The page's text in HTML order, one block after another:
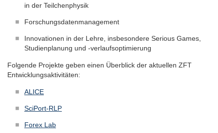
in der Teilchenphysik
Forschungsdatenmanagement
Innovationen in der Lehre, insbesondere Serious Games,
Studienplanung und -verlaufsoptimierung
Folgende Projekte geben einen Überblick der aktuellen ZFT
Entwicklungsaktivitäten:
ALICE
SciPort-RLP
Forex Lab